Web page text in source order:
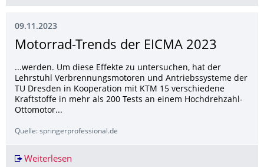
09.11.2023
Motorrad-Trends der EICMA 2023
...werden. Um diese Effekte zu untersuchen, hat der
Lehrstuhl Verbrennungsmotoren und Antriebssysteme der
TU Dresden in Kooperation mit KTM 15 verschiedene
Kraftstoffe in mehr als 200 Tests an einem Hochdrehzahl-
Ottomotor...
Quelle: springerprofessional.de
Weiterlesen